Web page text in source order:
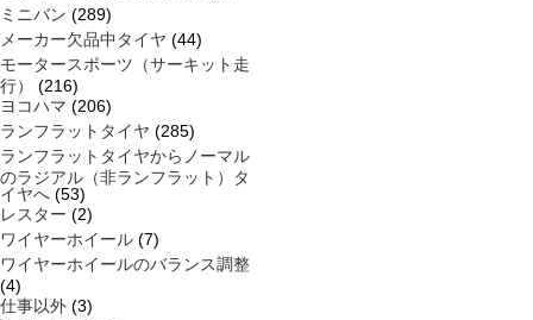
ミニバン (289)
メーカー欠品中タイヤ (44)
モータースポーツ（サーキット走
行）
(216)
ヨコハマ (206)
ランフラットタイヤ (285)
ランフラットタイヤからノーマル
のラジアル（非ランフラット）タ
イヤへ (53)
レスター (2)
ワイヤーホイール (7)
ワイヤーホイールのバランス調整
(4)
仕事以外 (3)